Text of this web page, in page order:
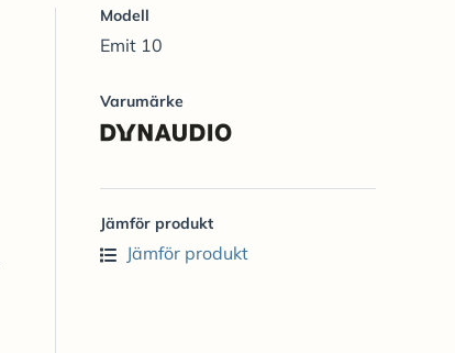
Modell
Emit 10
Varumärke
Jämför produkt
Jämför produkt